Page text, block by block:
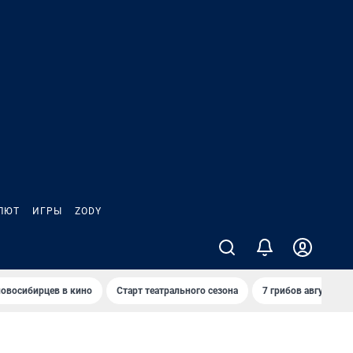
ИГРЫ ZODY
в кино Старт театрального сезона 7 грибов августа